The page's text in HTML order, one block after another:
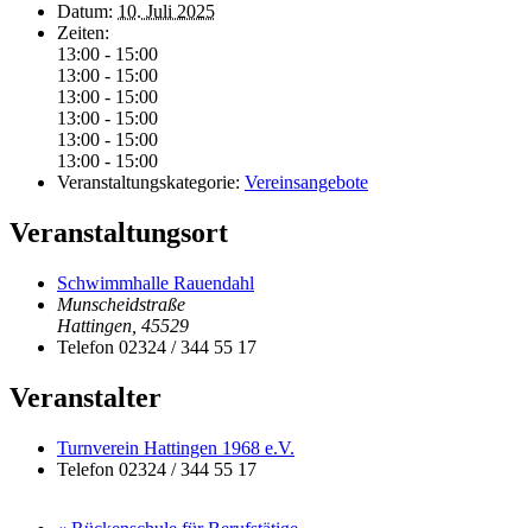
Datum: 10. Juli 2025
Zeiten:
13:00 - 15:00
13:00 - 15:00
13:00 - 15:00
13:00 - 15:00
13:00 - 15:00
13:00 - 15:00
Veranstaltungskategorie: Vereinsangebote
Veranstaltungsort
Schwimmhalle Rauendahl
Munscheidstraße
Hattingen 45529
Telefon 02324 / 344 55 17
Veranstalter
Turnverein Hattingen 1968 e.V.
Telefon 02324 / 344 55 17